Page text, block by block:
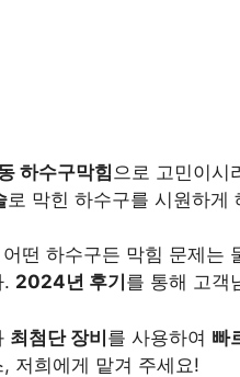
하수구막힘 으로 고민이시
로 막힌 하수구를 시원하게
어떤 하수구든 막힘 문제는
. 2024년 후기 를 통해 고객
최첨단 장비를 사용하여 빠
저희에게 맡겨 주세요!